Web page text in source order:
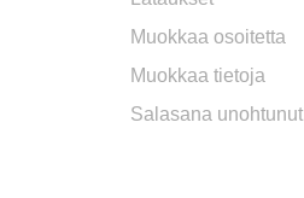
Muokkaa osoitetta
Muokkaa tietoja
Salasana unohtunut